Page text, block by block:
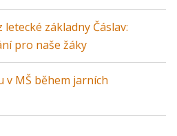
letecké základny Čáslav:
pro naše žáky
v MŠ během jarních